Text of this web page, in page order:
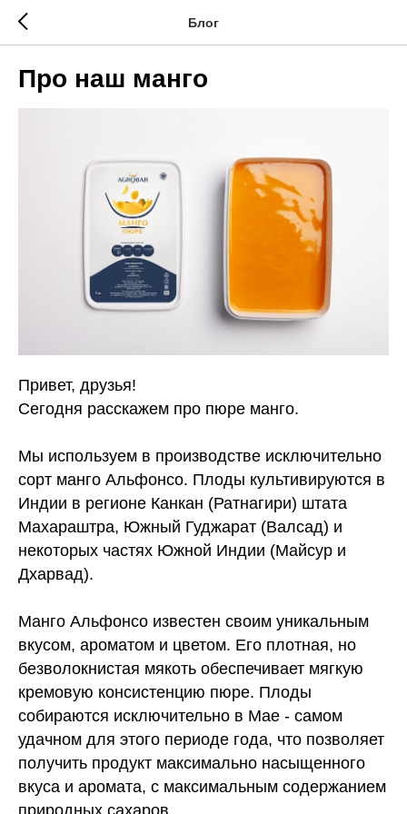
Блог
Про наш манго
Привет, друзья!
Сегодня расскажем про пюре манго.
Мы используем в производстве исключительно
сорт манго Альфонсо. Плоды культивируются в
Индии в регионе Канкан (Ратнагири) штата
Махараштра, Южный Гуджарат (Валсад) и
некоторых частях Южной Индии (Майсур и
Дхарвад).
Манго Альфонсо известен своим уникальным
вкусом, ароматом и цветом. Его плотная, но
безволокнистая мякоть обеспечивает мягкую
кремовую консистенцию пюре. Плоды
собираются исключительно в Мае - самом
удачном для этого периоде года, что позволяет
получить продукт максимально насыщенного
вкуса и аромата, с максимальным содержанием
природных сахаров.